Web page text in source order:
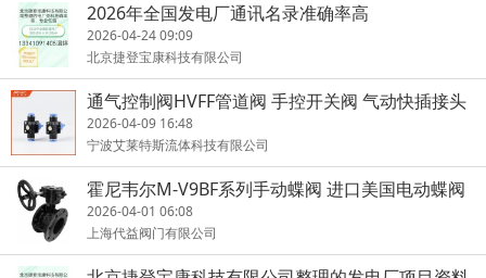
2026年全国发电厂通讯名录准确率高
2026-04-24 09:09
北京捷登宝康科技有限公司
通气控制阀HVFF管道阀 手控开关阀 气动快插接头
2026-04-09 16:48
宁波艾莱特斯流体科技有限公司
霍尼韦尔M-V9BF系列手动蝶阀 进口美国电动蝶阀
2026-04-01 06:08
上海代益阀门有限公司